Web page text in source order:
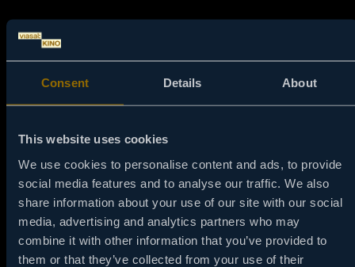
Consent Details About
This website uses cookies
We use cookies to personalise content and ads, to provide
social media features and to analyse our traffic. We also
share information about your use of our site with our social
media, advertising and analytics partners who may
combine it with other information that you’ve provided to
them or that they’ve collected from your use of their
ljubavi, filmovi za Dan zaljubljenih su nežni, iskreni i puni
emocija. Bilo da ih gledate s partnerom ili solo, romantične
osmeh.
Za večeri sa društvom:Kada ste u društvu prijatelja i želite
stvaraju zajedničke momente smeha i komentara koji ostaju
Za one trenutke kada vam treba oslonac:Neki dani su teži
od drugih. Tada su filmovi za zaljubljene najbolji saputnici.
Pomažu vam da zaboravite brige i verujete da posle svake
oluje dolazi sunce.
Za letnje večeri ili zimske popodneve:
Romantične komedije
ne poznaju sezonalnost. Bilo da ih gledate pod ćebetom
dok napolju veje sneg ili na terasi uz limunadu, one su uvek